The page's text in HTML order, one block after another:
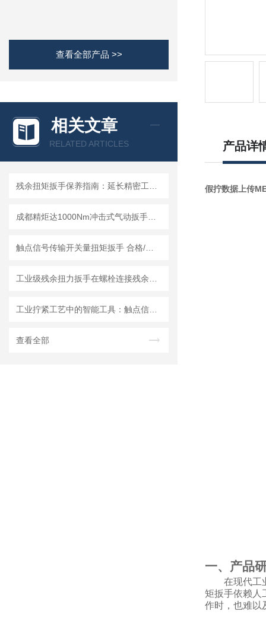
查看全部产品 >>
相关文章
RELATED ARTICLES
查看全部
产品详
假拧数据上传
一、产品
在现代工
矩扳手依赖人
作时，也难以